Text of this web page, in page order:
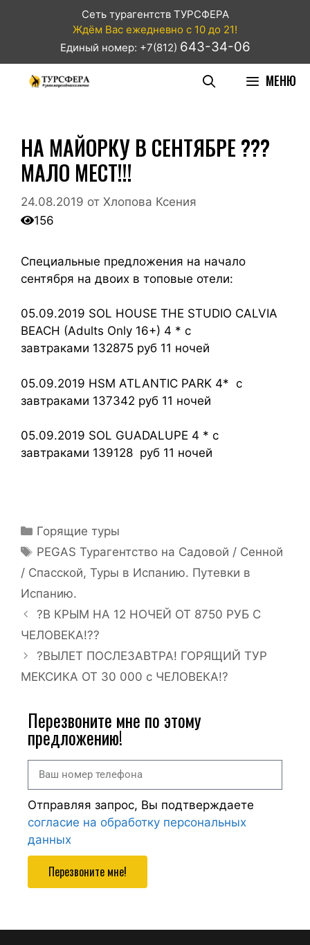
Сеть турагентств ТУРСФЕРА
Ждём Вас ежедневно с 10 до 21!
Единый номер: +7(812) 643-34-06
МЕНЮ
НА МАЙОРКУ В СЕНТЯБРЕ ???
МАЛО МЕСТ!!!
24.08.2019 от Хлопова Ксения
156
Специальные предложения на начало
сентября на двоих в топовые отели:
05.09.2019 SOL HOUSE THE STUDIO CALVIA
BEACH (Adults Only 16+) 4 * с
завтраками 132875 руб 11 ночей
05.09.2019 HSM ATLANTIC PARK 4* с
завтраками 137342 руб 11 ночей
05.09.2019 SOL GUADALUPE 4 * с
завтраками 139128 руб 11 ночей
Горящие туры
PEGAS Турагентство на Садовой / Сенной
/ Спасской, Туры в Испанию. Путевки в
Испанию.
?В КРЫМ НА 12 НОЧЕЙ ОТ 8750 РУБ С
ЧЕЛОВЕКА!?‍?
?ВЫЛЕТ ПОСЛЕЗАВТРА! ГОРЯЩИЙ ТУР
МЕКСИКА ОТ 30 000 с ЧЕЛОВЕКА!?
Перезвоните мне по этому
предложению!
Отправляя запрос, Вы подтверждаете
согласие на обработку персональных
данных
Перезвоните мне!